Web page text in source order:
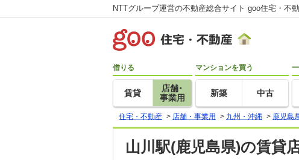
NTTグループ運営の不動産総合サイト goo住宅・不
借りる
賃貸
店舗･
事業用
マンションを買う
新築 中古
住宅・不動産 > 店舗・事業用 > 九州・沖縄 > 鹿児島
山川駅(鹿児島県)の賃貸